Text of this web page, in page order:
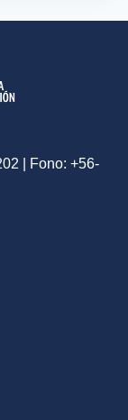
| Fono: +56-